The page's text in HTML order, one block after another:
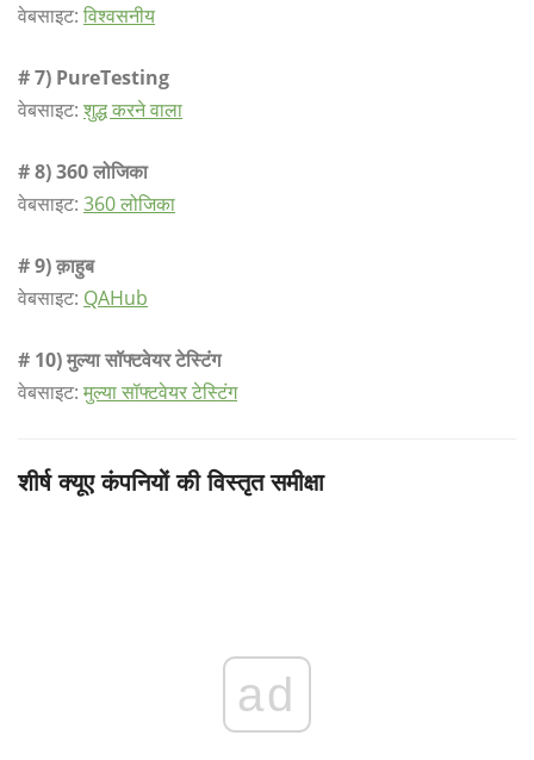
वेबसाइट: विश्वसनीय
# 7) PureTesting
वेबसाइट: शुद्ध करने वाला
# 8) 360 लोजिका
वेबसाइट: 360 लोजिका
# 9) क़ाहुब
वेबसाइट: QAHub
# 10) मुल्या सॉफ्टवेयर टेस्टिंग
वेबसाइट: मुल्या सॉफ्टवेयर टेस्टिंग
शीर्ष क्यूए कंपनियों की विस्तृत समीक्षा
ad